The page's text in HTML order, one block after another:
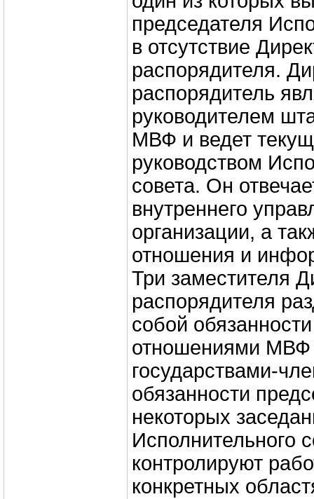
председателя
в отсутствие
распорядителя.
распорядитель
руководителем
МВФ и ведет
руководством
совета. Он
внутреннего
организации, а
отношения и
Три заместителя
распорядителя
собой
отношениями МВФ
государствами-
обязанности
некоторых
Исполнительного
контролируют
конкретных